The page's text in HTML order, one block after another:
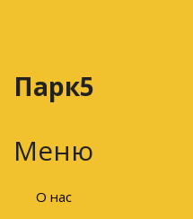
Парк5
Меню
О нас